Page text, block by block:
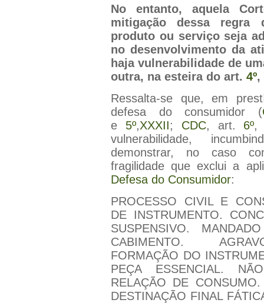
No entanto, aquela
mitigação dessa regra
produto ou serviço seja
no desenvolvimento da
haja vulnerabilidade de
outra, na esteira do art. 4º,
Ressalta-se que, em
defesa do consumidor (
e
5º,XXXII; CDC, art. 6º,
vulnerabilidade,
demonstrar, no caso
fragilidade que exclui a
Defesa do Consumidor:
PROCESSO CIVIL E
DE INSTRUMENTO.
SUSPENSIVO.
CABIMENTO.
FORMAÇÃO DO
PEÇA ESSENCIAL.
RELAÇÃO DE CONSUMO.
DESTINAÇÃO FINAL